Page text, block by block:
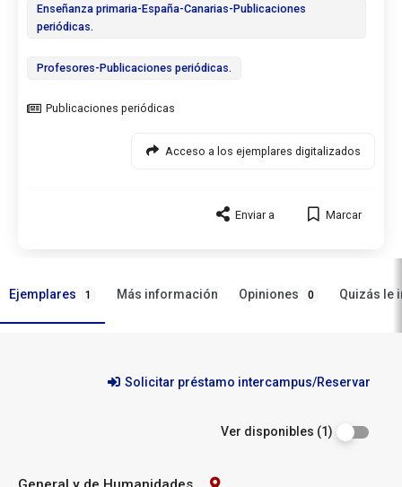
Enseñanza primaria-España-Canarias-Publicaciones
periódicas.
Profesores-Publicaciones periódicas.
Tipo
Acceso a los ejemplares digitalizados
Enviar a Marcar
Ejemplares 1 Más información Opiniones 0 Quizás le
Ejemplares Solicitar préstamo intercampus/Reservar
Ver disponibles (1)